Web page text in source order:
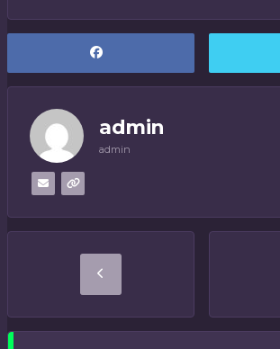
admin
admin